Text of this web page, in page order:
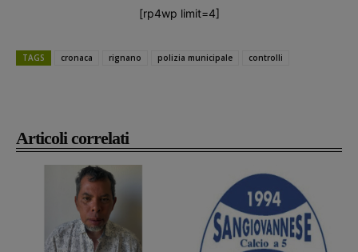
Articoli correlati
[rp4wp limit=4]
TAGS cronaca rignano polizia municipale controlli